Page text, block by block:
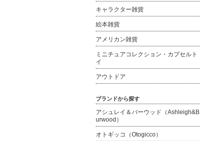
キャラクター雑貨
絵本雑貨
アメリカン雑貨
ミニチュアコレクション・カプセルト
イ
アウトドア
ブランドから探す
アシュレイ＆バーウッド（Ashleigh&B
urwood）
オトギッコ（Otogicco）